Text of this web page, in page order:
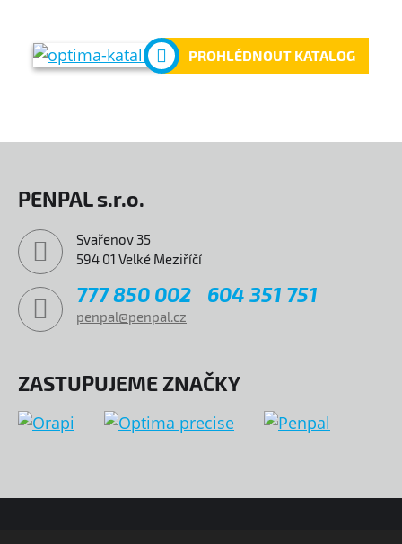
PROHLÉDNOUT KATALOG
PENPAL s.r.o.
Svařenov 35
594 01 Velké Meziříčí
777 850 002 604 351 751
penpal@penpal.cz
ZASTUPUJEME ZNAČKY